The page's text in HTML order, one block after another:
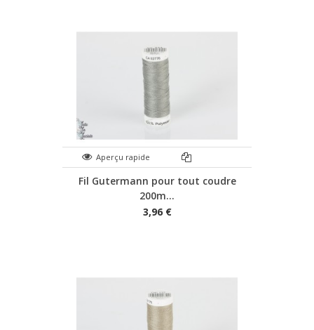
Aperçu rapide
Fil Gutermann pour tout coudre
200m...
3,96 €